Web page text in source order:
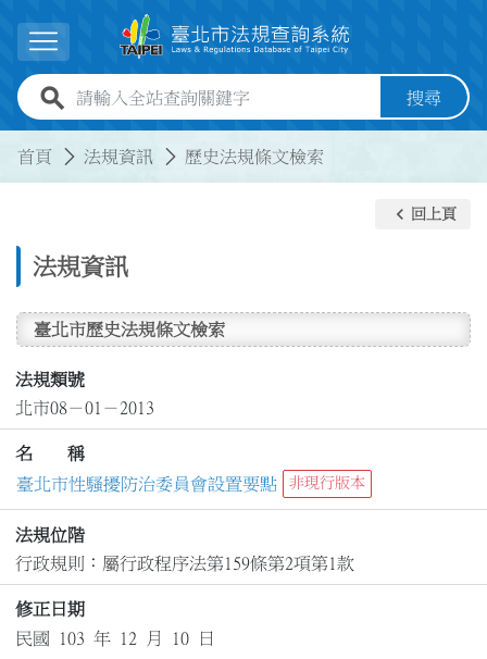
展開選單
全站查詢關鍵字欄位 搜尋
首頁 法規資訊 歷史法規條文檢索
法規資訊
keyboard_arrow_left 回上頁
臺北市歷史法規條文檢索
法規類號
北市08－01－2013
名 稱
臺北市性騷擾防治委員會設置要點
非現行版本
法規位階
行政規則：屬行政程序法第159條第2項第1款
修正日期
民國 103 年 12 月 10 日